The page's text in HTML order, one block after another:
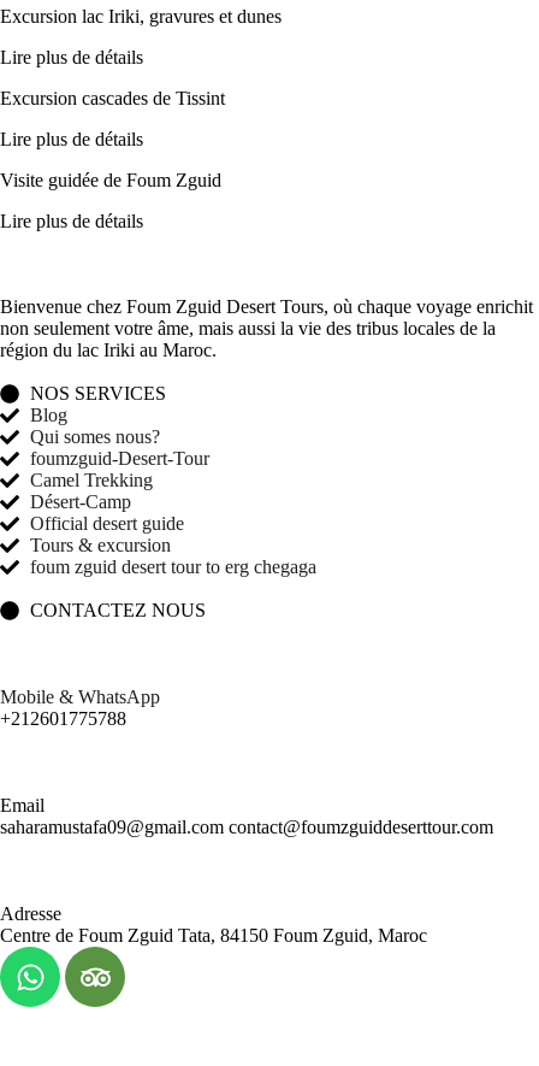
Excursion lac Iriki, gravures et dunes
Lire plus de détails
Excursion cascades de Tissint
Lire plus de détails
Visite guidée de Foum Zguid
Lire plus de détails
Bienvenue chez Foum Zguid Desert Tours, où chaque voyage enrichit
non seulement votre âme, mais aussi la vie des tribus locales de la
région du lac Iriki au Maroc.
NOS SERVICES
Blog
Qui somes nous?
foumzguid-Desert-Tour
Camel Trekking
Désert-Camp
Official desert guide
Tours & excursion
foum zguid desert tour to erg chegaga
CONTACTEZ NOUS
Mobile & WhatsApp
+212601775788
Email
saharamustafa09@gmail.com contact@foumzguiddeserttour.com
Adresse
Centre de Foum Zguid Tata, 84150 Foum Zguid, Maroc